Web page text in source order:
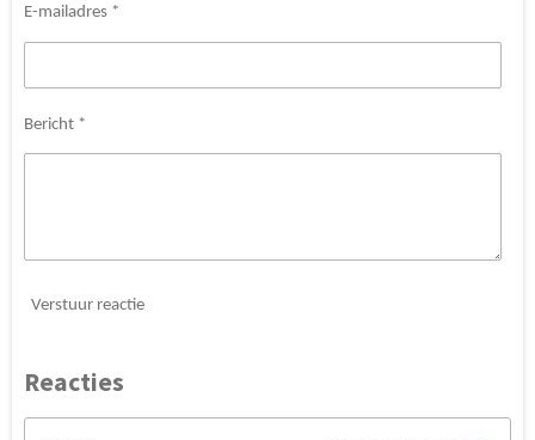
E-mailadres *
Bericht *
Verstuur reactie
Reacties